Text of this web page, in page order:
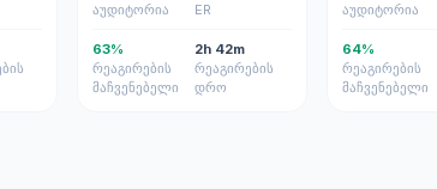
აუდიტორია
ER
63%
რეაგირების
მაჩვენებელი
2h 42m
რეაგირების
დრო
აუდიტორია
64%
რეაგირების
მაჩვენებელი